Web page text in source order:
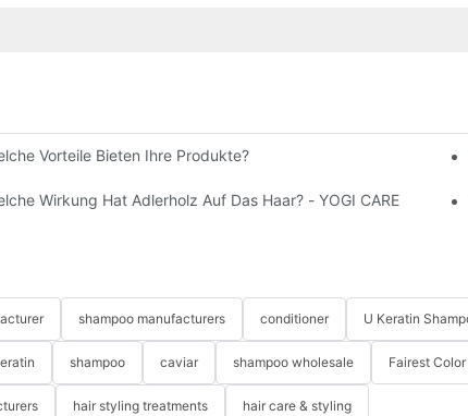
Vorteile Bieten Ihre Produkte?
Wirkung Hat Adlerholz Auf Das Haar? - YOGI CARE
shampoo manufacturers conditioner U Keratin
shampoo caviar shampoo wholesale Fairest Color
hair styling treatments hair care & styling